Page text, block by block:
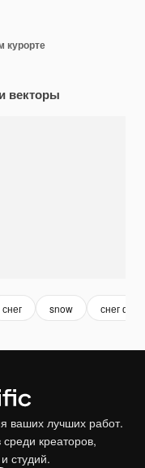
курорте
векторы
снег snow снег фон
ваших лучших работ.
креаторов,
студий.